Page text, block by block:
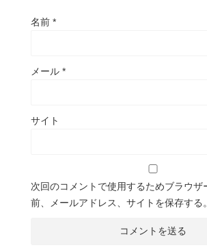
名前 *
メール *
サイト
次回のコメントで使用するためブラウザ
前、メールアドレス、サイトを保存する。